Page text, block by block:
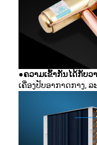
●ຄວາມເຂົ້າກັນໄດ້ກັບວ
ເຄື່ອງປັບອາກາດກາງ,